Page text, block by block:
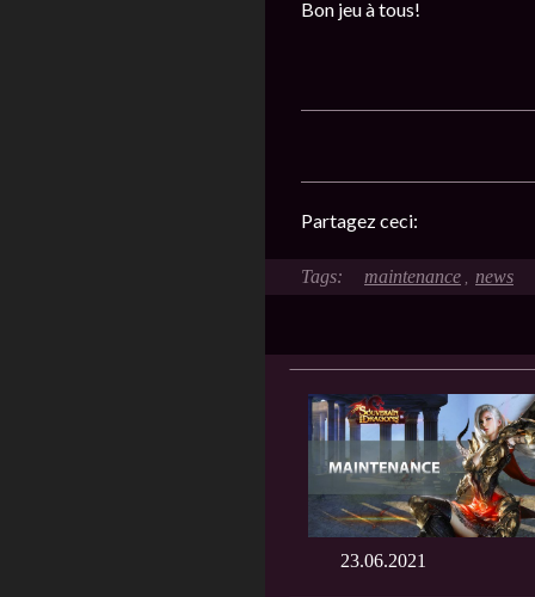
Bon jeu à tous!
Partagez ceci:
maintenance , news
23.06.2021